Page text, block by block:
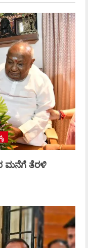
ಮನೆಗೆ ತೆರಳಿ